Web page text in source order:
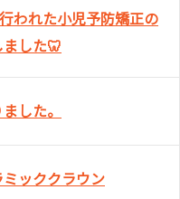
われた小児予防矯正の
した🦷
した。
ッククラウン